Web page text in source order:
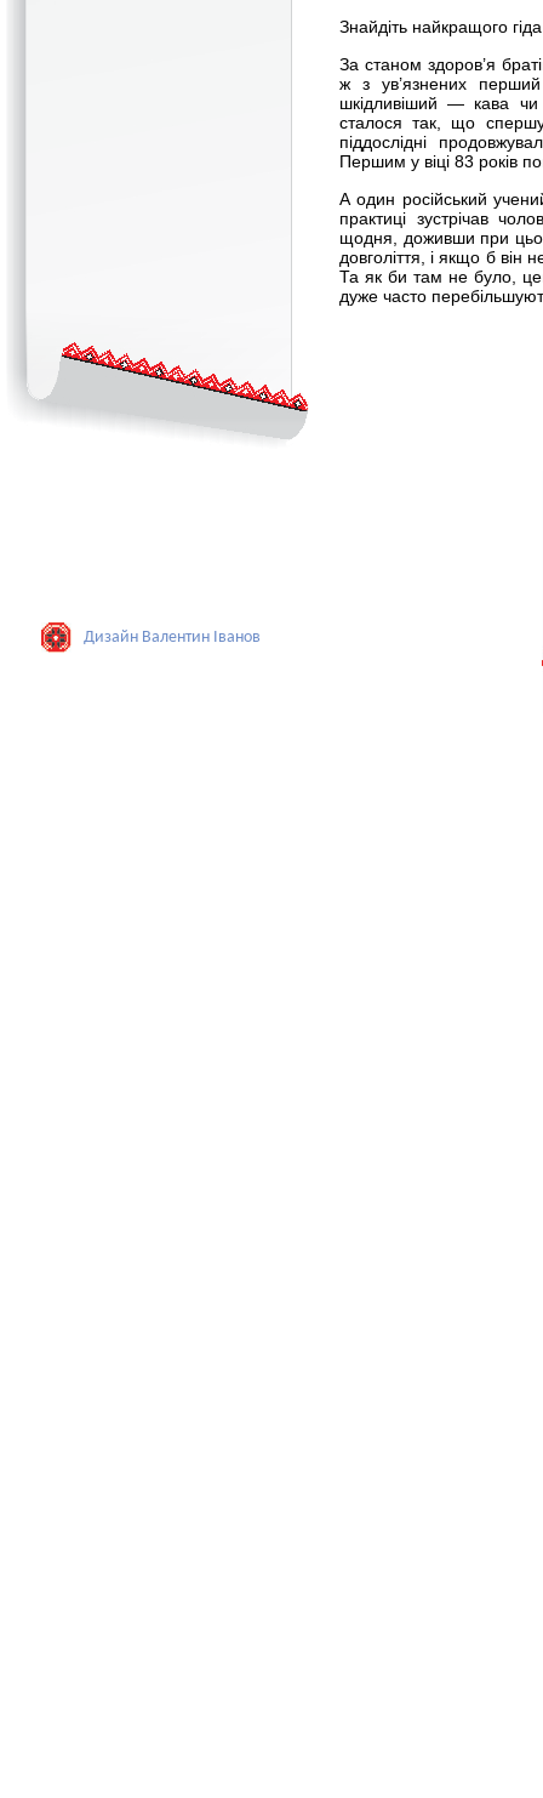
Знайдіть найкращого
За станом здоров’я
ж з ув’язнених
шкідливіший — кава
сталося так, що
піддослідні
Першим у віці 83 років
А один російський
практиці зустрічав
щодня, доживши при
довголіття, і якщо б він
Та як би там не було,
дуже часто
Дизайн Валентин Iванов